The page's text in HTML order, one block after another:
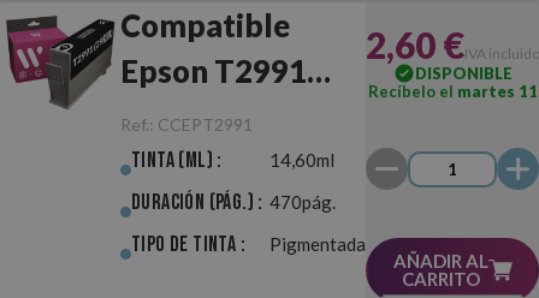
Compatible
Epson T2991
(29XL) Negro
Ref.: CCEPT2991
Tinta (ml) : 14,60ml
Duración (pág.) : 470pág.
Tipo de Tinta : Pigmentada
2,60 €IVA incluido
DISPONIBLE
Recíbelo el martes 11
AÑADIR AL
CARRITO